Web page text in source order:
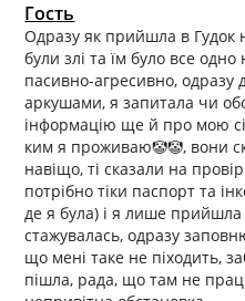
Гость
Одразу як прийшла в Гудок
були злі та їм було все
пасивно-агресивно, одразу
аркушами, я запитала чи
інформацію ще й про мою
ким я проживаю🤡🤡, вони
навіщо, ті сказали на
потрібно тіки паспорт та
де я була) і я лише
стажувалась, одразу
що мені таке не піходить,
пішла, рада, що там не